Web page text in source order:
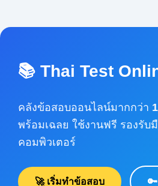
📚 Thai Test
คลังข้อสอบออนไลน์มากกว่า
พร้อมเฉลย ใช้งานฟรี รองรับมือ